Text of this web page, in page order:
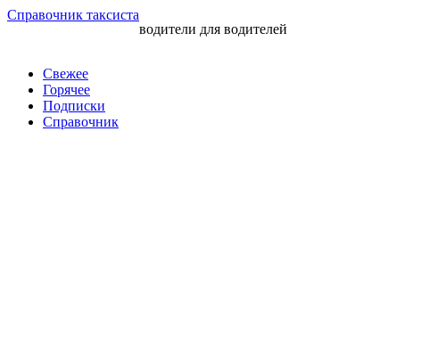
Перейти
Справочник таксиста
водители для водителей
Свежее
Горячее
Подписки
Справочник